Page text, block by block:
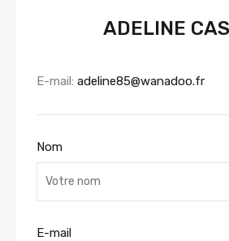
ADELINE
E-mail: adeline85@wanadoo.fr
Nom
E-mail